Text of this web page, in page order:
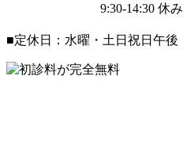
9:30-14:30 休み
■定休日：水曜・土日祝日午後